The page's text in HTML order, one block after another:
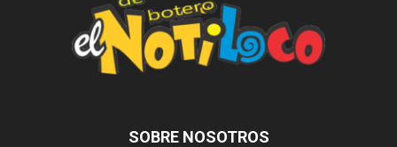
SOBRE NOSOTROS